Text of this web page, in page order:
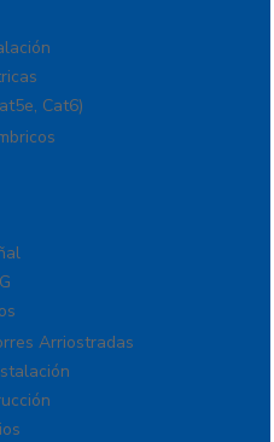
Cat6)
Arriostradas